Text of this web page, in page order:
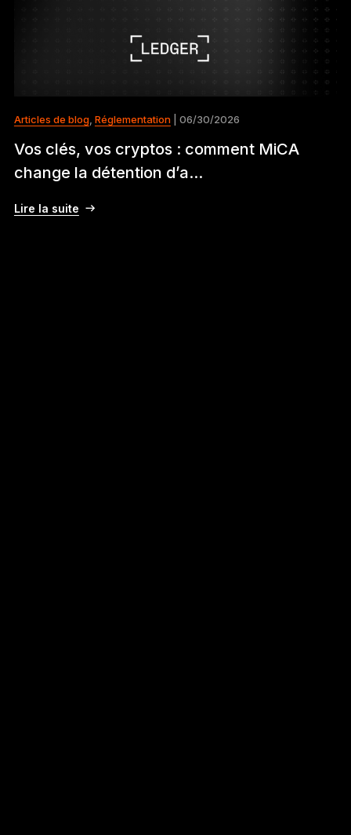
Articles de blog, Réglementation| 06/30/2026
Vos clés, vos cryptos : comment MiCA
change la détention d’a...
Lire la suite